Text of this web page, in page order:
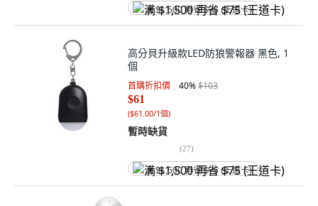
满 $1,500 再省 $75 (王道卡)
高分貝升級款LED防狼警報器 黑色, 1
個
首購折扣價 40%$103
$61
($61.00/1個)
暫時缺貨
(27)
满 $1,500 再省 $75 (王道卡)